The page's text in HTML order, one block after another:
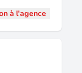
la garantie
plein
à l'agence